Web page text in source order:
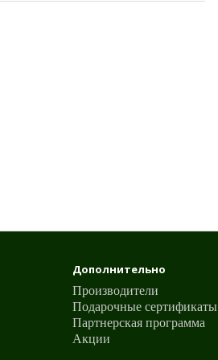
Дополнительно
Производители
Подарочные сертификаты
Партнерская программа
Акции